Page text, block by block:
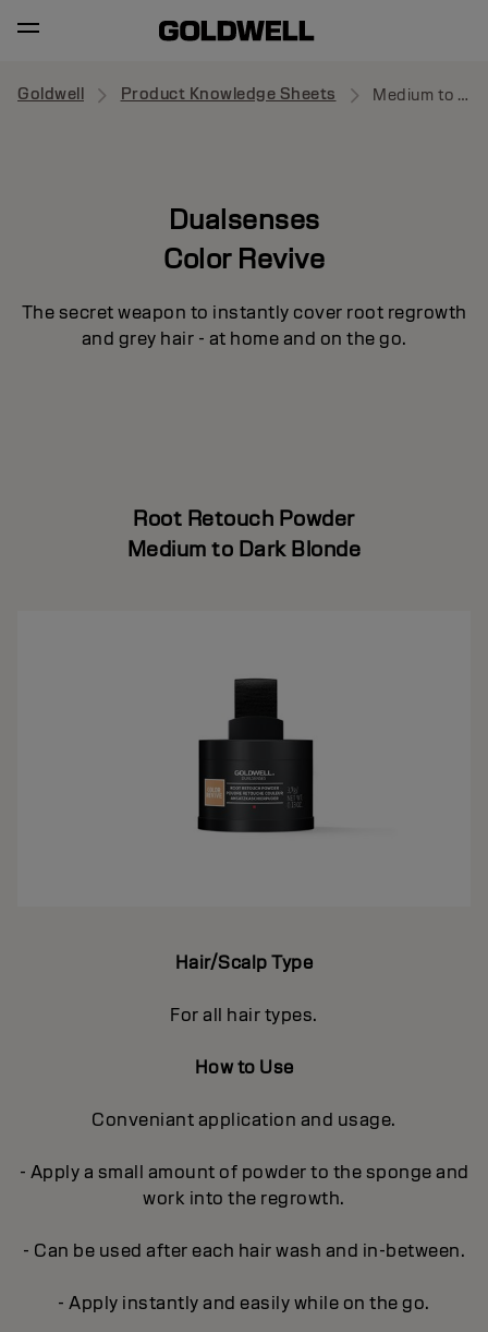
Goldwell Product Knowledge Sheets Medium to Dark Blonde
Dualsenses
Color Revive
The secret weapon to instantly cover root regrowth
and grey hair - at home and on the go.
Root Retouch Powder
Medium to Dark Blonde
Hair/Scalp Type
For all hair types.
How to Use
Conveniant application and usage.
- Apply a small amount of powder to the sponge and
work into the regrowth.
- Can be used after each hair wash and in-between.
- Apply instantly and easily while on the go.